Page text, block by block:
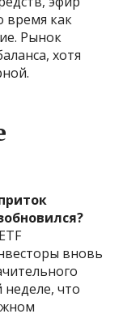
время как
Рынок
хотя
вновь
что